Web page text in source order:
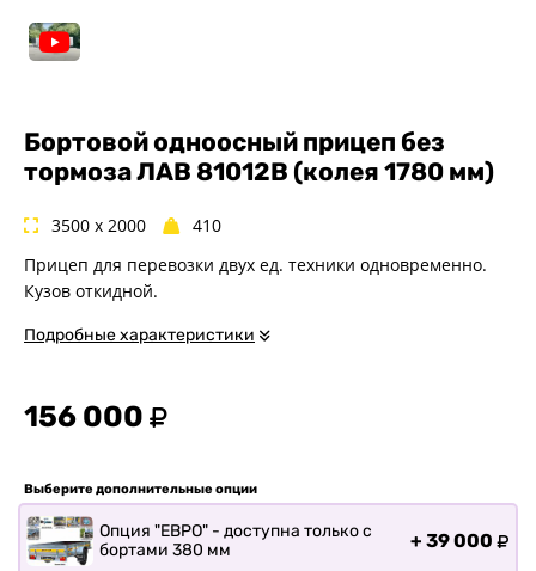
Прицепы-автовозы
Прицепы с тормозом
Прицепы для снегоходов
катеров с жестким корпусом
Прицепы для ПВХ Ротан
Прицепы для перевозки
Бортовой одноосный прицеп без
тормоза ЛАВ 81012B (колея 1780 мм)
3500 x 2000
410
Прицеп для перевозки двух ед. техники одновременно.
Кузов откидной.
Подробные характеристики
156 000
Выберите дополнительные опции
Опция "ЕВРО" - доступна только с
бортами 380 мм
+ 39 000